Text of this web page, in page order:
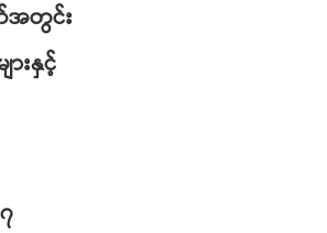
တွင်း
ားနှင့်